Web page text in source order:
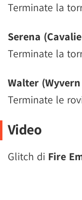
Terminate la
Serena
Terminate la
Walter
Terminate le
Video
Glitch di Fire